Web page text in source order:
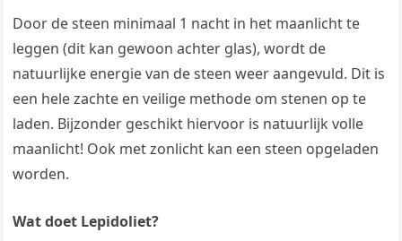
Door de steen minimaal 1 nacht in het maanlicht te
leggen (dit kan gewoon achter glas), wordt de
natuurlijke energie van de steen weer aangevuld. Dit is
een hele zachte en veilige methode om stenen op te
laden. Bijzonder geschikt hiervoor is natuurlijk volle
maanlicht! Ook met zonlicht kan een steen opgeladen
worden.
Wat doet Lepidoliet?